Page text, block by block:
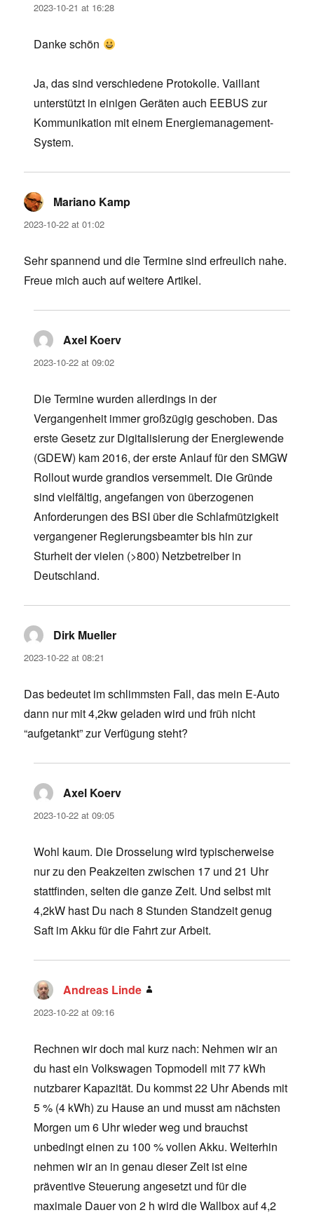
2023-10-21 at 16:28
Danke schön
Ja, das sind verschiedene Protokolle. Vaillant
unterstützt in einigen Geräten auch EEBUS zur
Kommunikation mit einem Energiemanagement-
System.
Mariano Kamp
2023-10-22 at 01:02
Sehr spannend und die Termine sind erfreulich nahe.
Freue mich auch auf weitere Artikel.
Axel Koerv
2023-10-22 at 09:02
Die Termine wurden allerdings in der
Vergangenheit immer großzügig geschoben. Das
erste Gesetz zur Digitalisierung der Energiewende
(GDEW) kam 2016, der erste Anlauf für den SMGW
Rollout wurde grandios versemmelt. Die Gründe
sind vielfältig, angefangen von überzogenen
Anforderungen des BSI über die Schlafmützigkeit
vergangener Regierungsbeamter bis hin zur
Sturheit der vielen (>800) Netzbetreiber in
Deutschland.
Dirk Mueller
2023-10-22 at 08:21
Das bedeutet im schlimmsten Fall, das mein E-Auto
dann nur mit 4,2kw geladen wird und früh nicht
“aufgetankt” zur Verfügung steht?
Axel Koerv
2023-10-22 at 09:05
Wohl kaum. Die Drosselung wird typischerweise
nur zu den Peakzeiten zwischen 17 und 21 Uhr
stattfinden, selten die ganze Zeit. Und selbst mit
4,2kW hast Du nach 8 Stunden Standzeit genug
Saft im Akku für die Fahrt zur Arbeit.
Andreas Linde
2023-10-22 at 09:16
Rechnen wir doch mal kurz nach: Nehmen wir an
du hast ein Volkswagen Topmodell mit 77 kWh
nutzbarer Kapazität. Du kommst 22 Uhr Abends mit
5 % (4 kWh) zu Hause an und musst am nächsten
Morgen um 6 Uhr wieder weg und brauchst
unbedingt einen zu 100 % vollen Akku. Weiterhin
nehmen wir an in genau dieser Zeit ist eine
präventive Steuerung angesetzt und für die
maximale Dauer von 2 h wird die Wallbox auf 4,2